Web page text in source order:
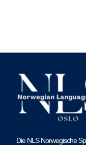
Die NLS Norwegische